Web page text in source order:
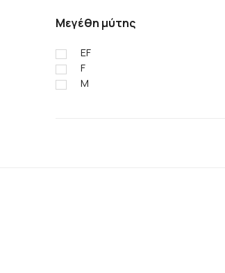
Μεγέθη μύτης
EF
F
M